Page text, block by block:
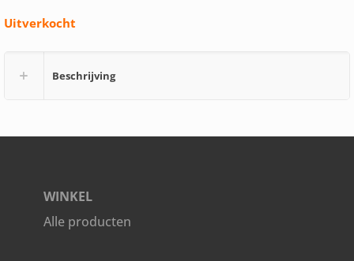
Uitverkocht
Beschrijving
WINKEL
Alle producten